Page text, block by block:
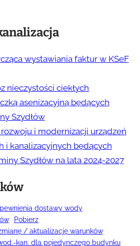
wystawiania faktur w KSeF
nieczystości ciekłych
asenizacyjną będących
Szydłów
i modernizacji urządzeń
i kanalizacyjnych będących
Szydłów na lata 2024-2027
dostawy wody
Pobierz
/ aktualizację warunków
kan. dla pojedynczego budynku